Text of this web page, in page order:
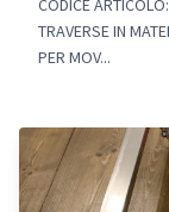
CODICE
TRAVERSE IN
PER MOV...